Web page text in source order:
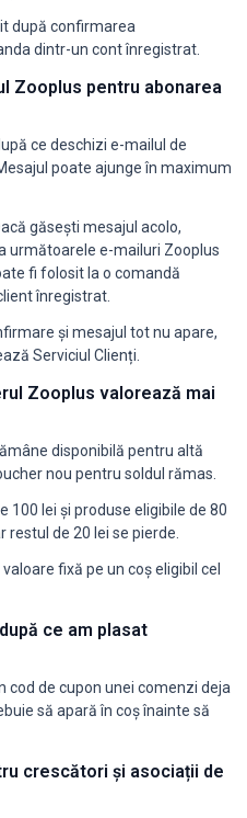
după confirmarea
dintr-un cont înregistrat.
Zooplus pentru abonarea
ce deschizi e-mailul de
poate ajunge în maximum
găsești mesajul acolo,
următoarele e-mailuri Zooplus
fi folosit la o comandă
înregistrat.
și mesajul tot nu apare,
Serviciul Clienți.
Zooplus valorează mai
disponibilă pentru altă
nou pentru soldul rămas.
100 lei și produse eligibile de 80
restul de 20 lei se pierde.
fixă pe un coș eligibil cel
ce am plasat
cod de cupon unei comenzi deja
să apară în coș înainte să
crescători și asociații de